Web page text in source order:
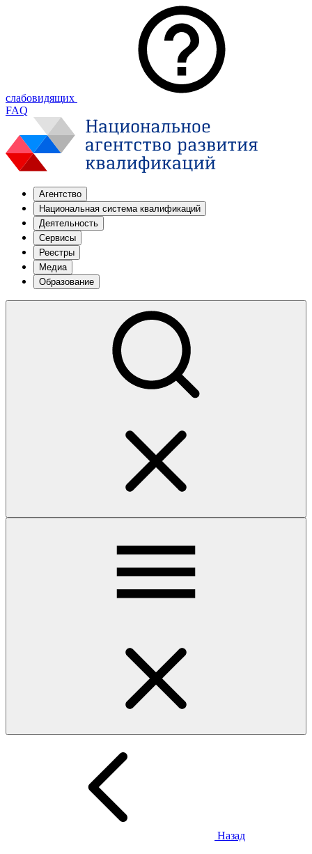
слабовидящих
FAQ
Агентство
Национальная система квалификаций
Деятельность
Сервисы
Реестры
Медиа
Образование
Назад